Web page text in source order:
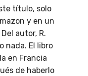
título, solo
y en un
autor, R.
nada. El libro
en Francia
de haberlo